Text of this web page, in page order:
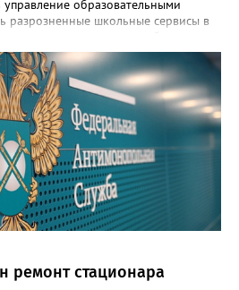
управление образовательными
разрозненные школьные сервисы в
образования. - Платформа ТОР
школьные сервисы в единую
экосистему. Предполагается, что
комфортно для пользователей».
расписание, домашние задания,
пользователям экосистемы
просто сохранятся, они будут
в ведомстве. Причём в
станет вообще незаметным.
ремонт стационара